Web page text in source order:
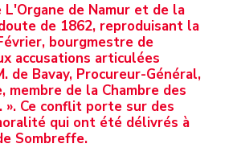
de Namur et de la
de 1862, reproduisant la
bourgmestre de
accusations articulées
de Bavay, Procureur-Général,
membre de la Chambre des
». Ce conflit porte sur des
qui ont été délivrés à
Sombreffe.